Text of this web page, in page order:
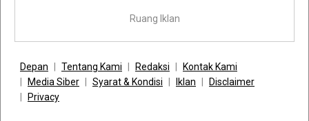
Ruang Iklan
Depan Tentang Kami Redaksi
Kontak Kami
Media Siber
Syarat & Kondisi Iklan
Disclaimer
Privacy